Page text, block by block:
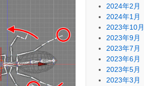
2024年2月
2024年1月
2023年10月
2023年9月
2023年7月
2023年6月
2023年5月
2023年3月